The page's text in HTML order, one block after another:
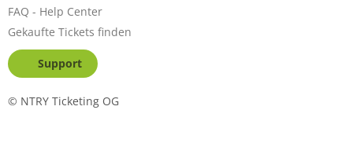
FAQ - Help Center
Gekaufte Tickets finden
Support
© NTRY Ticketing OG